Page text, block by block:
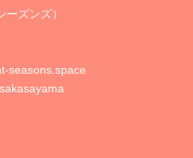
ズンズ）
seasons.space